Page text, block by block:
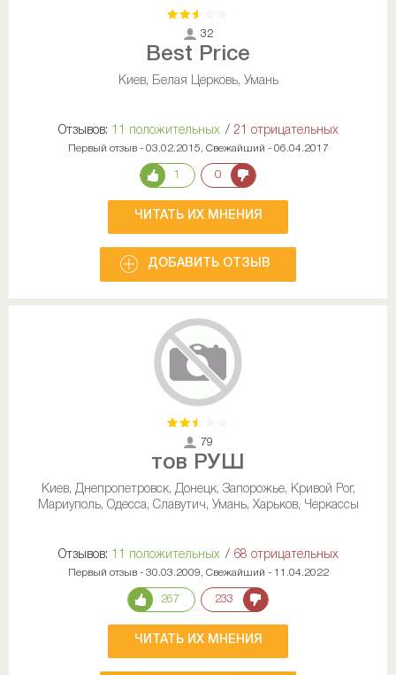
32
Best Price
Киев, Белая Церковь, Умань
Отзывов: 11 положительных / 21 отрицательных
Первый отзыв - 03.02.2015, Свежайший - 06.04.2017
1 0
ЧИТАТЬ ИХ МНЕНИЯ
ДОБАВИТЬ ОТЗЫВ
79
тов РУШ
Киев, Днепропетровск, Донецк, Запорожье, Кривой Рог,
Мариуполь, Одесса, Славутич, Умань, Харьков, Черкассы
Отзывов: 11 положительных / 68 отрицательных
Первый отзыв - 30.03.2009, Свежайший - 11.04.2022
267 233
ЧИТАТЬ ИХ МНЕНИЯ